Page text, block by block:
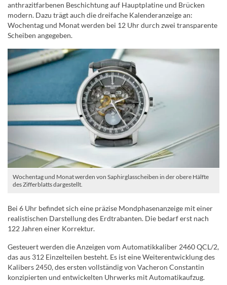
anthrazitfarbenen Beschichtung auf Hauptplatine und Brücken
modern. Dazu trägt auch die dreifache Kalenderanzeige an:
Wochentag und Monat werden bei 12 Uhr durch zwei transparente
Scheiben angegeben.
Wochentag und Monat werden von Saphirglasscheiben in der obere Hälfte
des Zifferblatts dargestellt.
Bei 6 Uhr befindet sich eine präzise Mondphasenanzeige mit einer
realistischen Darstellung des Erdtrabanten. Die bedarf erst nach
122 Jahren einer Korrektur.
Gesteuert werden die Anzeigen vom Automatikkaliber 2460 QCL/2,
das aus 312 Einzelteilen besteht. Es ist eine Weiterentwicklung des
Kalibers 2450, des ersten vollständig von Vacheron Constantin
konzipierten und entwickelten Uhrwerks mit Automatikaufzug.